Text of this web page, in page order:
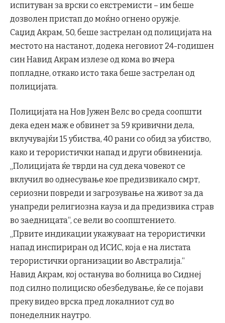
испитуван за врски со екстремисти – им беше
дозволен пристап до моќно огнено оружје.
Саџид Акрам, 50, беше застрелан од полицијата на
местото на настанот, додека неговиот 24-годишен
син Навид Акрам излезе од кома во вчера
попладне, откако исто така беше застрелан од
полицијата.
Полицијата на Нов Јужен Велс во среда соопшти
дека еден маж е обвинет за 59 кривични дела,
вклучувајќи 15 убиства, 40 рани со обид за убиство,
како и терористички напад и други обвиненија.
„Полицијата ќе тврди на суд дека човекот се
вклучил во однесување кое предизвикало смрт,
сериозни повреди и загрозување на живот за да
унапреди религиозна кауза и да предизвика страв
во заедницата“, се вели во соопштението.
„Првите индикации укажуваат на терористички
напад инспириран од ИСИС, која е на листата
терористички организации во Австралија.“
Навид Акрам, кој останува во болница во Сиднеј
под силно полициско обезбедување, ќе се појави
преку видео врска пред локалниот суд во
понеделник наутро.